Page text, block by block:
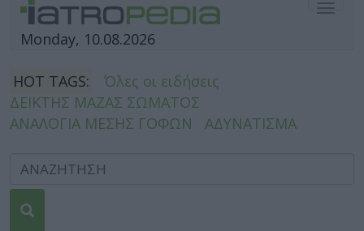
Monday, 10.08.2026
HOT TAGS:
Όλες οι ειδήσεις
ΔΕΙΚΤΗΣ ΜΑΖΑΣ ΣΩΜΑΤΟΣ
ΑΝΑΛΟΓΙΑ ΜΕΣΗΣ ΓΟΦΩΝ
ΑΔΥΝΑΤΙΣΜΑ